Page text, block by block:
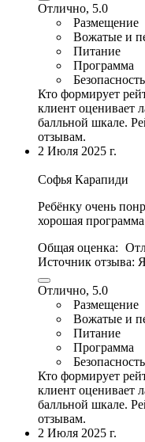
Отлично, 5.0
Размещение
Вожатые и
Питание
Программа
Безопасность
Кто формирует
клиент оценивает
балльной шкале.
отзывам.
2 Июля 2025 г.
Софья Карапиди
Ребёнку очень
хорошая
Общая оценка:
Источник отзыва:
Отлично, 5.0
Размещение
Вожатые и
Питание
Программа
Безопасность
Кто формирует
клиент оценивает
балльной шкале.
отзывам.
2 Июля 2025 г.